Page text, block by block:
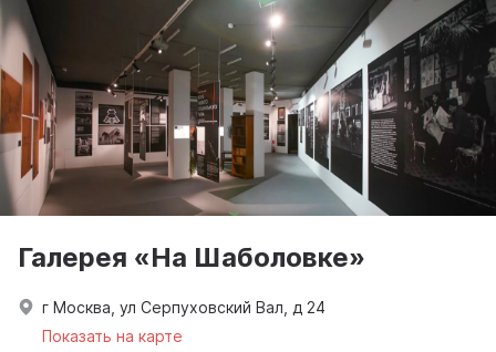
Галерея «На Шаболовке»
г Москва, ул Серпуховский Вал, д 24
Показать на карте